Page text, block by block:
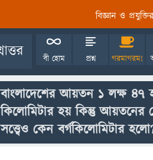
বিজ্ঞান ও
বী হোম প্রশ্ন গরমাগরম!
বাংলাদেশের আয়তন ১ লক্ষ ৪৭
কিলোমিটার হয় কিন্তু আয়তনের
সত্ত্বেও কেন বর্গকিলোমিটার